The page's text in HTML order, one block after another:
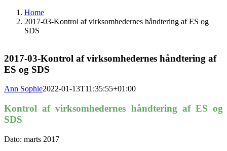
Home
2017-03-Kontrol af virksomhedernes håndtering af ES og
SDS
2017-03-Kontrol af virksomhedernes håndtering af
ES og SDS
Ann Sophie2022-01-13T11:35:55+01:00
Kontrol af virksomhedernes håndtering af ES og
SDS
Dato: marts 2017